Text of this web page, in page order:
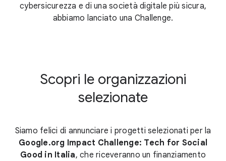
cybersicurezza e di una società digitale più sicura,
abbiamo lanciato una Challenge.
Scopri le organizzazioni
selezionate
Siamo felici di annunciare i progetti selezionati per la
Google.org Impact Challenge: Tech for Social
Good in Italia, che riceveranno un finanziamento